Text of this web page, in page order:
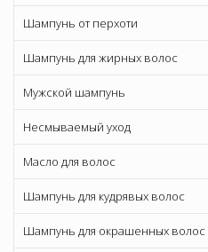
Шампунь от перхоти
Шампунь для жирных волос
Мужской шампунь
Несмываемый уход
Масло для волос
Шампунь для кудрявых волос
Шампунь для окрашенных волос